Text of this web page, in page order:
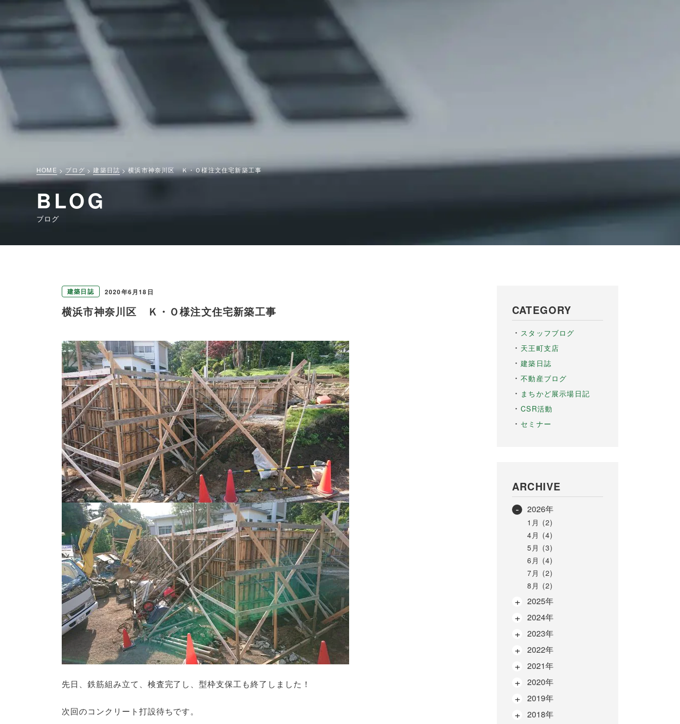
HOME ブログ 建築日誌 横浜市神奈川区 Ｋ・Ｏ様注文住宅新築工事
BLOG
ブログ
建築日誌 2020年6月18日
横浜市神奈川区 Ｋ・Ｏ様注文住宅新築工事
先日、鉄筋組み立て、検査完了し、型枠支保工も終了しました！
次回のコンクリート打設待ちです。
CATEGORY
スタッフブログ
天王町支店
建築日誌
不動産ブログ
まちかど展示場日記
CSR活動
セミナー
ARCHIVE
2026年
1月 (2)
4月 (4)
5月 (3)
6月 (4)
7月 (2)
8月 (2)
2025年
2024年
2023年
2022年
2021年
2020年
2019年
2018年